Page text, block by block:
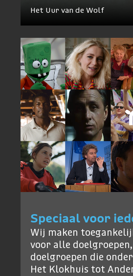
Het Uur van de Wolf
Speciaal voor
Wij maken
voor alle
doelgroepen die
Het Klokhuis tot